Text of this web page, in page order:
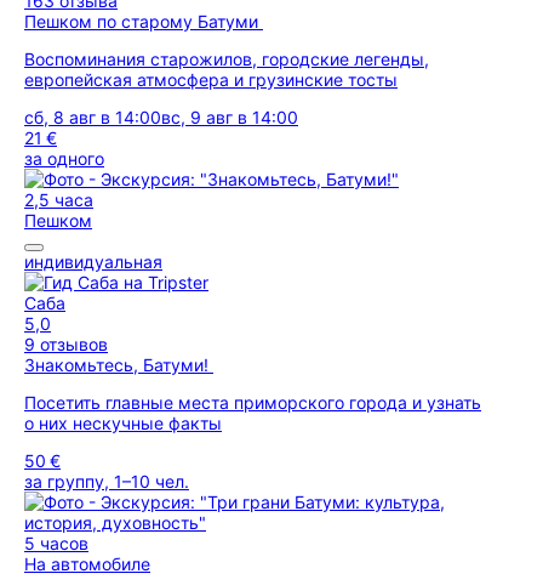
Пешком по старому Батуми
Воспоминания старожилов, городские легенды,
европейская атмосфера и грузинские тосты
сб, 8 авг в 14:00вс, 9 авг в 14:00
21 €
за одного
2,5 часа
Пешком
индивидуальная
Саба
5,0
9 отзывов
Знакомьтесь, Батуми!
Посетить главные места приморского города и узнать
о них нескучные факты
50 €
за группу, 1–10 чел.
5 часов
На автомобиле